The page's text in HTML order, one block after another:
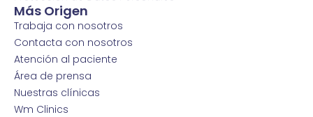
Más Origen
Trabaja con nosotros
Contacta con nosotros
Atención al paciente
Área de prensa
Nuestras clínicas
Wm Clinics